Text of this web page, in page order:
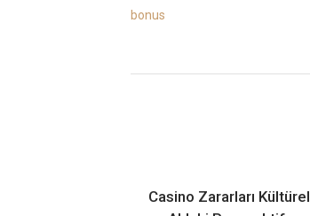
bonus
Casino Zararları Kültürel